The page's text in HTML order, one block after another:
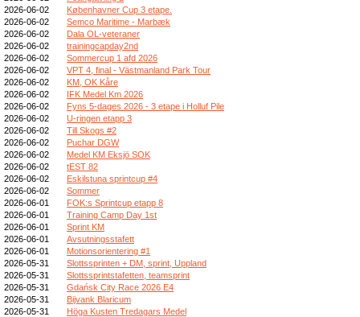
2026-06-02
Københavner Cup 3 etape.
2026-06-02
Semco Maritime - Marbæk
2026-06-02
Dala OL-veteraner
2026-06-02
trainingcapday2nd
2026-06-02
Sommercup 1 afd 2026
2026-06-02
VPT 4, final - Västmanland Park Tour
2026-06-02
KM, OK Kåre
2026-06-02
IFK Medel Km 2026
2026-06-02
Fyns 5-dages 2026 - 3 etape i Holluf Pile
2026-06-02
U-ringen etapp 3
2026-06-02
Till Skogs #2
2026-06-02
Puchar DGW
2026-06-02
Medel KM Eksjö SOK
2026-06-02
tEST 82
2026-06-02
Eskilstuna sprintcup #4
2026-06-02
Sommer
2026-06-01
FOK:s Sprintcup etapp 8
2026-06-01
Training Camp Day 1st
2026-06-01
Sprint KM
2026-06-01
Avsutningsstafett
2026-06-01
Motionsorientering #1
2026-05-31
Slottssprinten + DM, sprint, Uppland
2026-05-31
Slottssprintstafetten, teamsprint
2026-05-31
Gdańsk City Race 2026 E4
2026-05-31
Bijvank Blaricum
2026-05-31
Höga Kusten Tredagars Medel